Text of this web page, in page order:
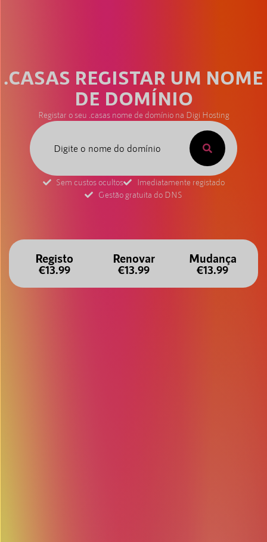
.CASAS REGISTAR UM NOME
DE DOMÍNIO
Registar o seu .casas nome de domínio na Digi Hosting
Sem custos ocultos
Imediatamente registado
Gestão gratuita do DNS
Registo
€13.99
Renovar
€13.99
Mudança
€13.99